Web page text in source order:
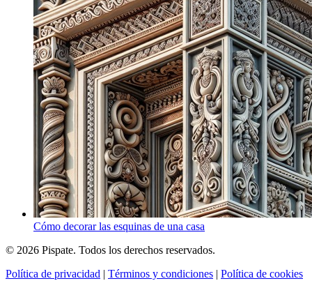
Cómo decorar las esquinas de una casa
© 2026 Pispate. Todos los derechos reservados.
Política de privacidad | Términos y condiciones | Política de cookies